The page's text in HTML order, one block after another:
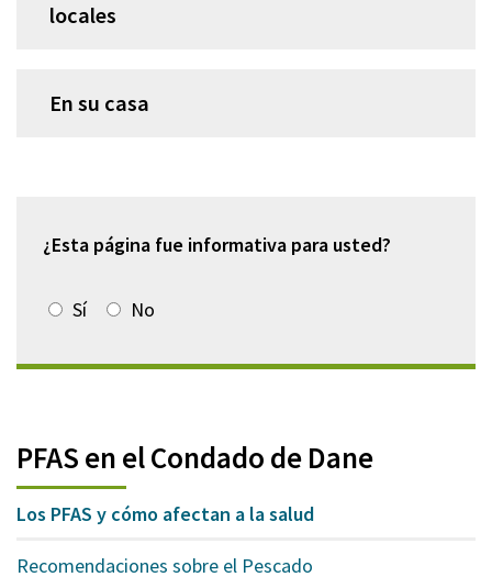
locales
En su casa
¿Esta página fue informativa para usted?
Sí No
PFAS en el Condado de Dane
Los PFAS y cómo afectan a la salud
Recomendaciones sobre el Pescado